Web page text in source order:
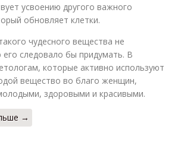
усвоению другого важного
обновляет клетки.
чудесного вещества не
следовало бы придумать. В
которые активно используют
вещество во благо женщин,
здоровыми и красивыми.
→